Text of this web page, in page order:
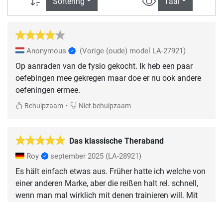
Anonymous (Vorige (oude) model LA-27921)
Op aanraden van de fysio gekocht. Ik heb een paar
oefebingen mee gekregen maar doe er nu ook andere
oefeningen ermee.
Behulpzaam • Niet behulpzaam
Das klassische Theraband
Roy september 2025 (LA-28921)
Es hält einfach etwas aus. Früher hatte ich welche von
einer anderen Marke, aber die reißen halt rel. schnell,
wenn man mal wirklich mit denen trainieren will. Mit